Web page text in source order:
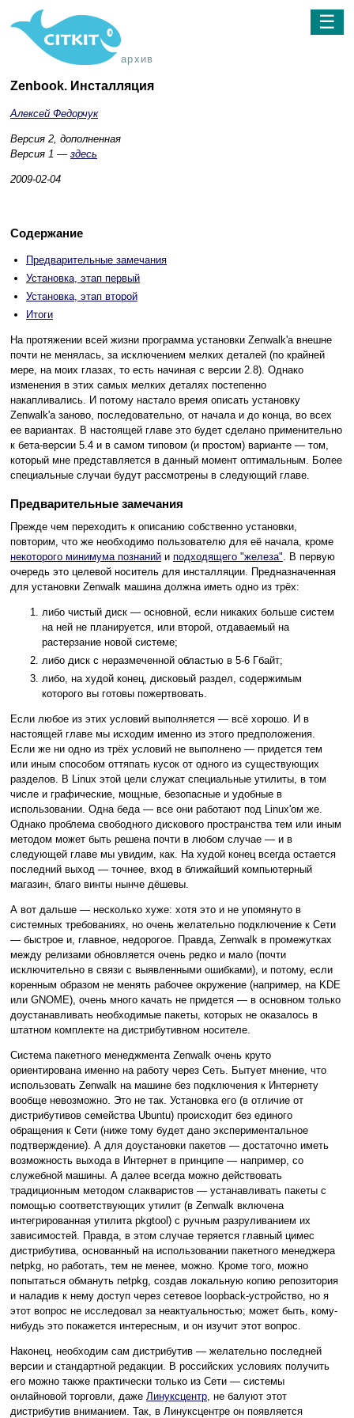
архив
☰
Zenbook. Инсталляция
Алексей Федорчук
Версия 2, дополненная
Версия 1 — здесь
2009-02-04
Содержание
Предварительные замечания
Установка, этап первый
Установка, этап второй
Итоги
На протяжении всей жизни программа установки Zenwalk'а внешне
почти не менялась, за исключением мелких деталей (по крайней
мере, на моих глазах, то есть начиная с версии 2.8). Однако
изменения в этих самых мелких деталях постепенно
накапливались. И потому настало время описать установку
Zenwalk'а заново, последовательно, от начала и до конца, во всех
ее вариантах. В настоящей главе это будет сделано применительно
к бета-версии 5.4 и в самом типовом (и простом) варианте — том,
который мне представляется в данный момент оптимальным. Более
специальные случаи будут рассмотрены в следующий главе.
Предварительные замечания
Прежде чем переходить к описанию собственно установки,
повторим, что же необходимо пользователю для её начала, кроме
некоторого минимума познаний и подходящего "железа". В первую
очередь это целевой носитель для инсталляции. Предназначенная
для установки Zenwalk машина должна иметь одно из трёх:
либо чистый диск — основной, если никаких больше систем
на ней не планируется, или второй, отдаваемый на
растерзание новой системе;
либо диск с неразмеченной областью в 5-6 Гбайт;
либо, на худой конец, дисковый раздел, содержимым
которого вы готовы пожертвовать.
Если любое из этих условий выполняется — всё хорошо. И в
настоящей главе мы исходим именно из этого предположения.
Если же ни одно из трёх условий не выполнено — придется тем
или иным способом оттяпать кусок от одного из существующих
разделов. В Linux этой цели служат специальные утилиты, в том
числе и графические, мощные, безопасные и удобные в
использовании. Одна беда — все они работают под Linux'ом же.
Однако проблема свободного дискового пространства тем или иным
методом может быть решена почти в любом случае — и в
следующей главе мы увидим, как. На худой конец всегда остается
последний выход — точнее, вход в ближайший компьютерный
магазин, благо винты нынче дёшевы.
А вот дальше — несколько хуже: хотя это и не упомянуто в
системных требованиях, но очень желательно подключение к Сети
— быстрое и, главное, недорогое. Правда, Zenwalk в промежутках
между релизами обновляется очень редко и мало (почти
исключительно в связи с выявленными ошибками), и потому, если
коренным образом не менять рабочее окружение (например, на KDE
или GNOME), очень много качать не придется — в основном только
доустанавливать необходимые пакеты, которых не оказалось в
штатном комплекте на дистрибутивном носителе.
Система пакетного менеджмента Zenwalk очень круто
ориентирована именно на работу через Сеть. Бытует мнение, что
использовать Zenwalk на машине без подключения к Интернету
вообще невозможно. Это не так. Установка его (в отличие от
дистрибутивов семейства Ubuntu) происходит без единого
обращения к Сети (ниже тому будет дано экспериментальное
подтверждение). А для доустановки пакетов — достаточно иметь
возможность выхода в Интернет в принципе — например, со
служебной машины. А далее всегда можно действовать
традиционным методом слакваристов — устанавливать пакеты с
помощью соответствующих утилит (в Zenwalk включена
интегрированная утилита pkgtool) c ручным разруливанием их
зависимостей. Правда, в этом случае теряется главный цимес
дистрибутива, основанный на использовании пакетного менеджера
netpkg, но работать, тем не менее, можно. Кроме того, можно
попытаться обмануть netpkg, создав локальную копию репозитория
и наладив к нему доступ через сетевое loopback-устройство, но я
этот вопрос не исследовал за неактуальностью; может быть, кому-
нибудь это покажется интересным, и он изучит этот вопрос.
Наконец, необходим сам дистрибутив — желательно последней
версии и стандартной редакции. В российских условиях получить
его можно также практически только из Сети — системы
онлайновой торговли, даже Линуксцентр, не балуют этот
дистрибутив вниманием. Так, в Линуксцентре он появляется